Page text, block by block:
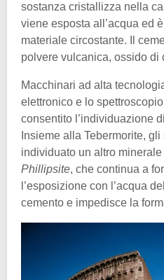
sostanza cristallizza nella
viene esposta all’acqua ed
materiale circostante. Il
polvere vulcanica, ossido di
Macchinari ad alta
elettronico e lo spettroscopio
consentito l’individuazione
Insieme alla Tebermorite,
individuato un altro
Phillipsite, che continua a
l’esposizione con l’acqua
cemento e impedisce la